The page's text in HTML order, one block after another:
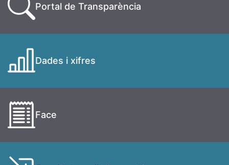
Portal de Transparència
Dades i xifres
Face